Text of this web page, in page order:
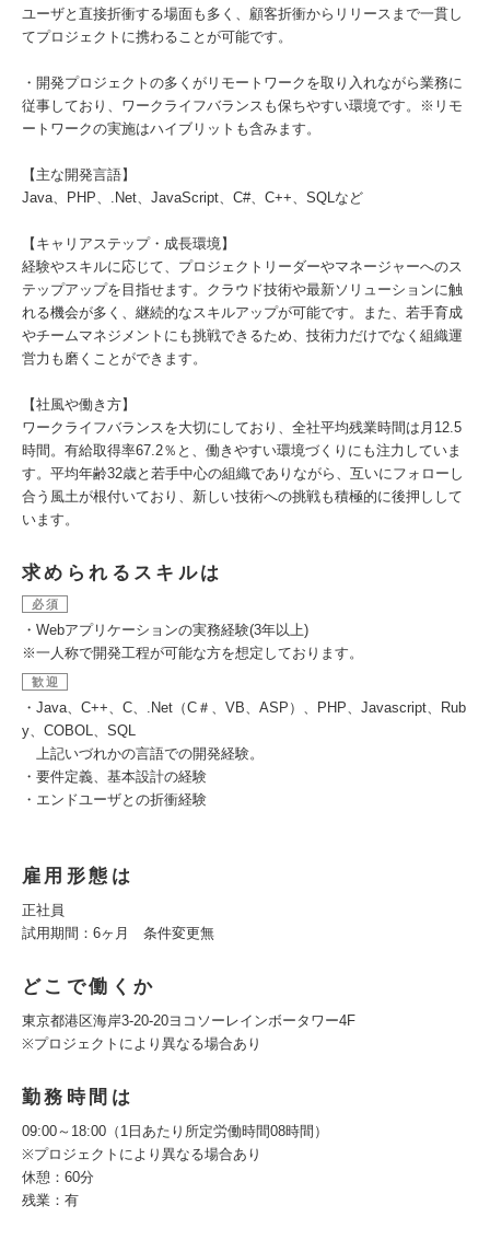
ユーザと直接折衝する場面も多く、顧客折衝からリリースまで一貫し
てプロジェクトに携わることが可能です。
・開発プロジェクトの多くがリモートワークを取り入れながら業務に
従事しており、ワークライフバランスも保ちやすい環境です。※リモ
ートワークの実施はハイブリットも含みます。
【主な開発言語】
Java、PHP、.Net、JavaScript、C#、C++、SQLなど
【キャリアステップ・成長環境】
経験やスキルに応じて、プロジェクトリーダーやマネージャーへのス
テップアップを目指せます。クラウド技術や最新ソリューションに触
れる機会が多く、継続的なスキルアップが可能です。また、若手育成
やチームマネジメントにも挑戦できるため、技術力だけでなく組織運
営力も磨くことができます。
【社風や働き方】
ワークライフバランスを大切にしており、全社平均残業時間は月12.5
時間。有給取得率67.2％と、働きやすい環境づくりにも注力していま
す。平均年齢32歳と若手中心の組織でありながら、互いにフォローし
合う風土が根付いており、新しい技術への挑戦も積極的に後押しして
います。
求められるスキルは
必須
・Webアプリケーションの実務経験(3年以上)
※一人称で開発工程が可能な方を想定しております。
歓迎
・Java、C++、C、.Net（C＃、VB、ASP）、PHP、Javascript、Rub
y、COBOL、SQL
上記いづれかの言語での開発経験。
・要件定義、基本設計の経験
・エンドユーザとの折衝経験
雇用形態は
正社員
試用期間：6ヶ月 条件変更無
どこで働くか
東京都港区海岸3-20-20ヨコソーレインボータワー4F
※プロジェクトにより異なる場合あり
勤務時間は
09:00～18:00（1日あたり所定労働時間08時間）
※プロジェクトにより異なる場合あり
休憩：60分
残業：有